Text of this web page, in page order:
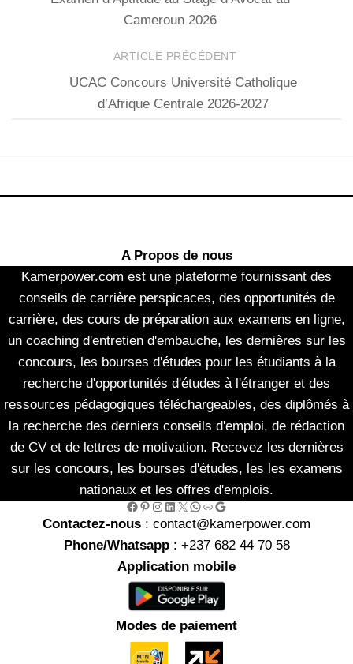
Cameroun 2026
ARTICLE PRÉCÉDENT
UCAC Concours Université Catholique
d’Afrique Centrale 2026-2027
A Propos de nous
Kamerpower.com est une plateforme fournissant des
conseils de carrière perspicaces, des opportunités de
carrière, des cours de préparation aux examens en ligne,
un coaching d'entretien d'embauche, les dernières sur les
concours, les bourses d'études pour les étudiants à la
recherche d'opportunités d'études à l'étranger et des
ressources pédagogiques téléchargeables, des diplômés à
la recherche des derniers conseils d'emploi, de rédaction
de CV et de lettres de motivation. Recevez les dernières
sur les concours, les bourses d'études, les les examens
nationaux et les offres d'emplois.
Facebook Pinterest Instagram LinkedIn X WhatsApp Link Google
Contactez-nous : contact@kamerpower.com
Phone/Whatsapp: +237 682 44 70 58
Application mobile
Modes de paiement